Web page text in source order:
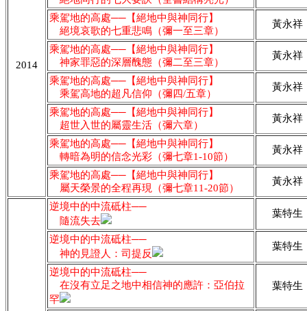
2014
乘駕地的高處──【絕地中與神同行】
絕境哀歌的七重悲鳴（彌一至三章）
黃永祥
乘駕地的高處──【絕地中與神同行】
神家罪惡的深層醜態（彌二至三章）
黃永祥
乘駕地的高處──【絕地中與神同行】
乘駕高地的超凡信仰（彌四/五章）
黃永祥
乘駕地的高處──【絕地中與神同行】
超世入世的屬靈生活（彌六章）
黃永祥
乘駕地的高處──【絕地中與神同行】
轉暗為明的信念光彩（彌七章1-10節）
黃永祥
乘駕地的高處──【絕地中與神同行】
屬天榮景的全程再現（彌七章11-20節）
黃永祥
逆境中的中流砥柱──
隨流失去
葉特生
逆境中的中流砥柱──
神的見證人：司提反
葉特生
逆境中的中流砥柱──
在沒有立足之地中相信神的應許：亞伯拉
罕
葉特生